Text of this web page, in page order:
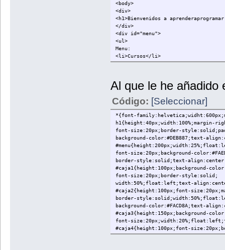
<body>
<div>
<h1>Bienvenidos a
</div>
<div id="menu">
<ul>
Menu:
<li>Cursos</li>
<li>Humor</li>
</div>
<div id="caja1">
<p>Conoce las ultimas novedades
</div>
<div id="caja2">
<p>Articulo sobre Gimp, un
</div>
<div id="caja3">
<p>Espacio reservado para
</div>
<div id="caja4">
<p>Contacta con nosotros</p>
</div>
<div id="caja5">
<p>Aviso legal</p>
</div>
</body>
</html>
Al que le he añadido
Código: [Seleccionar]
*{font-
h1{height:40px;width:100%;margin-
font-size:20px;border-
background-color:#DEB887;text-
font-size:20px;background-
border-style:solid;text-
#caja1{height:100px;background-
font-size:20px;border-style:solid;
width:50%;float:left;text-
#caja2{height:100px;font-
border-
background-color:#FACD8A;text-
#caja3{height:150px;background-
font-
#caja4{height:100px;font-
float:left;background-